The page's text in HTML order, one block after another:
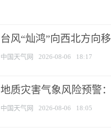
台风“灿鸿”向西北方向
中国天气网 2026-08-06 18:17
地质灾害气象风险预警
中国天气网 2026-08-06 18:05